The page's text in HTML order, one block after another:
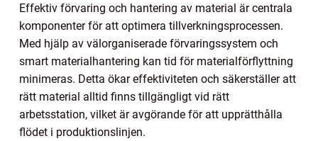
Effektiv förvaring och hantering av material är centrala
komponenter för att optimera tillverkningsprocessen.
Med hjälp av välorganiserade förvaringssystem och
smart materialhantering kan tid för materialförflyttning
minimeras. Detta ökar effektiviteten och säkerställer att
rätt material alltid finns tillgängligt vid rätt
arbetsstation, vilket är avgörande för att upprätthålla
flödet i produktionslinjen.